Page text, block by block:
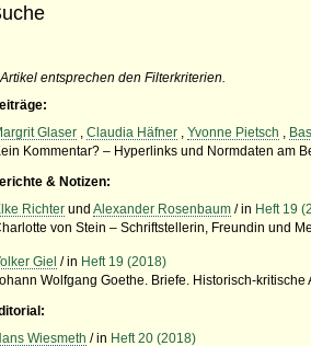
entsprechen den Filterkriterien.
Glaser Claudia Häfner Yvonne Pietsch
Kommentar? – Hyperlinks und Normdaten am
& Notizen:
Richter und Alexander Rosenbaum / in Heft 19
von Stein – Schriftstellerin, Freundin und
Giel / in Heft 19 (2018)
Wolfgang Goethe. Briefe. Historisch-
Wiesmeth / in Heft 20 (2018)